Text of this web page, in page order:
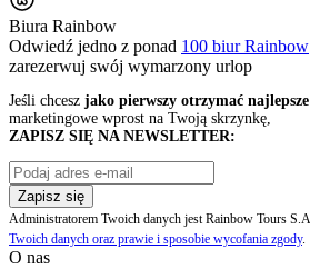
Biura Rainbow
Odwiedź jedno z ponad 100 biur Rainbow
zarezerwuj swój wymarzony urlop
Jeśli chcesz jako pierwszy otrzymać
marketingowe wprost na Twoją skrzynkę,
ZAPISZ SIĘ NA NEWSLETTER:
Zapisz się
Administratorem Twoich danych jest Rainbow Tours
Twoich danych oraz prawie i sposobie wycofania zgody.
O nas